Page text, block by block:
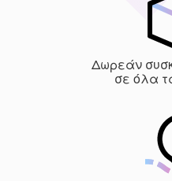
Δωρεάν
σε όλα